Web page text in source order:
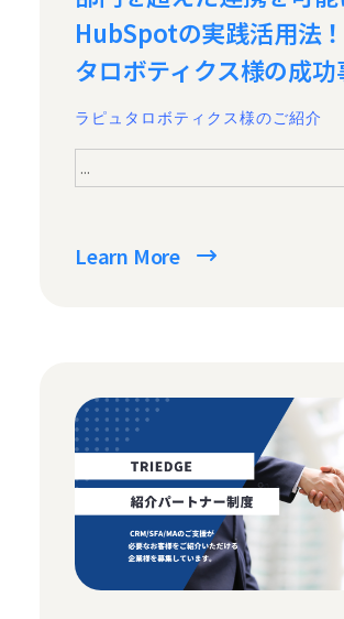
HubSpotの実践活用法
タロボティクス様の成功
ラピュタロボティクス様のご紹介
...
Learn More